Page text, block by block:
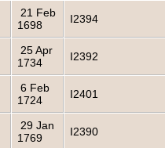
21 Feb
1698
I2394
25 Apr
1734
I2392
6 Feb
1724
I2401
29 Jan
1769
I2390